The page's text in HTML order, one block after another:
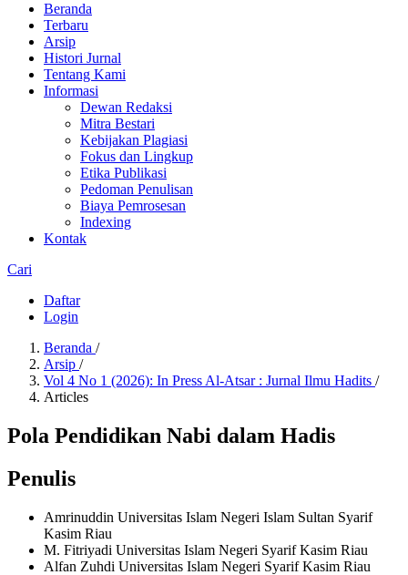
Beranda
Terbaru
Arsip
Histori Jurnal
Tentang Kami
Informasi
Dewan Redaksi
Mitra Bestari
Kebijakan Plagiasi
Fokus dan Lingkup
Etika Publikasi
Pedoman Penulisan
Biaya Pemrosesan
Indexing
Kontak
Cari
Daftar
Login
Beranda /
Arsip /
Vol 4 No 1 (2026): In Press Al-Atsar : Jurnal Ilmu Hadits /
Articles
Pola Pendidikan Nabi dalam Hadis
Penulis
Amrinuddin Universitas Islam Negeri Islam Sultan Syarif
Kasim Riau
M. Fitriyadi Universitas Islam Negeri Syarif Kasim Riau
Alfan Zuhdi Universitas Islam Negeri Syarif Kasim Riau